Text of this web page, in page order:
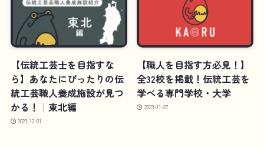
【伝統工芸士を目指すな
ら】あなたにぴったりの伝
統工芸職人養成施設が見つ
かる！｜東北編
2023-12-01
【職人を目指す方必見！】
全32校を掲載！伝統工芸を
学べる専門学校・大学
2023-11-27